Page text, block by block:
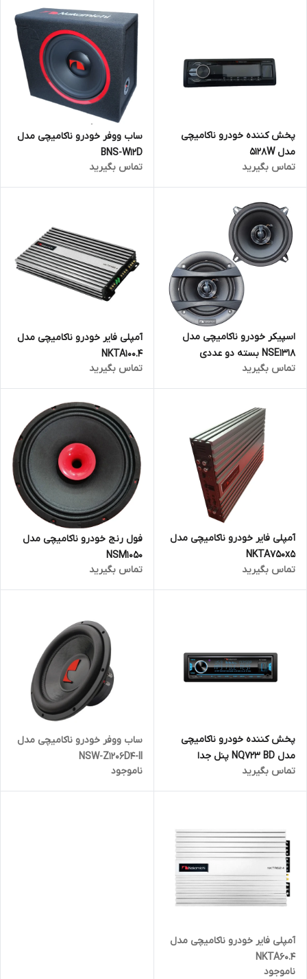
پخش کننده خودرو ناکامیچی
مدل 5128W
تماس بگیرید
ساب ووفر خودرو ناکامیچی مدل
BNS-W12D
تماس بگیرید
اسپیکر خودرو ناکامیچی مدل
NSE1318 بسته دو عددی
تماس بگیرید
آمپلی فایر خودرو ناکامیچی مدل
NKTA100.4
تماس بگیرید
آمپلی فایر خودرو ناکامیچی مدل
NKTA750x5
تماس بگیرید
فول رنج خودرو ناکامیچی مدل
NSM1050
تماس بگیرید
پخش کننده خودرو ناکامیچی
مدل NQ723 BD پنل جدا
تماس بگیرید
ساب ووفر خودرو ناکامیچی مدل
NSW-Z1206D4-II
ناموجود
آمپلی فایر خودرو ناکامیچی مدل
NKTA60.4
ناموجود